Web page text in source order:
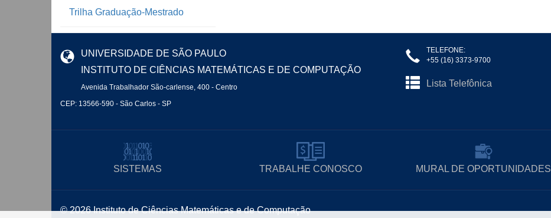
Trilha Graduação-Mestrado
UNIVERSIDADE DE SÃO PAULO
INSTITUTO DE CIÊNCIAS MATEMÁTICAS E DE COMPUTAÇÃO
Avenida Trabalhador São-carlense, 400 - Centro
CEP: 13566-590 - São Carlos - SP
TELEFONE:
+55 (16) 3373-9700
Lista Telefônica
SISTEMAS TRABALHE CONOSCO MURAL DE OPORTUNIDADES
© 2026 Instituto de Ciências Matemáticas e de Computação